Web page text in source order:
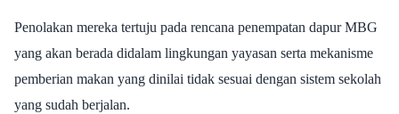
Penolakan mereka tertuju pada rencana penempatan dapur MBG
yang akan berada didalam lingkungan yayasan serta mekanisme
pemberian makan yang dinilai tidak sesuai dengan sistem sekolah
yang sudah berjalan.